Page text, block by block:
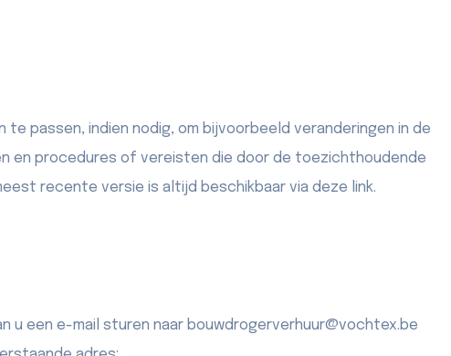
passen, indien nodig, om bijvoorbeeld veranderingen in de
en procedures of vereisten die door de toezichthoudende
recente versie is altijd beschikbaar via deze link.
u een e-mail sturen naar bouwdrogerverhuur@vochtex.be